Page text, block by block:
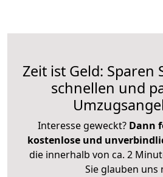
Zeit ist Geld: Sparen
schnellen und
Interesse geweckt? Dann
kostenlose und
die innerhalb von ca. 2
Sie glauben uns